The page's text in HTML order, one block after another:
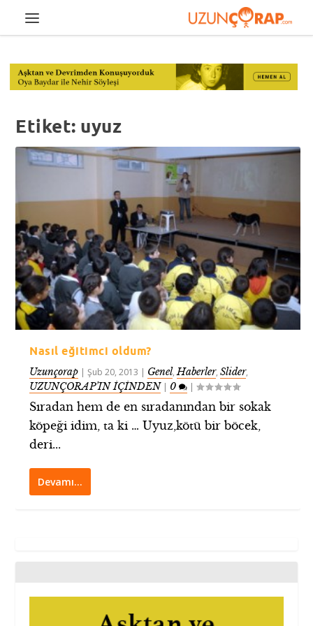
Etiket: uyuz
Nasıl eğitimci oldum?
Uzunçorap |Şub 20, 2013 | Genel,Haberler,Slider,
UZUNÇORAP’IN İÇİNDEN| 0 |
Sıradan hem de en sıradanından bir sokak
köpeği idim, ta ki … Uyuz,kötü bir böcek,
deri...
Devamı…